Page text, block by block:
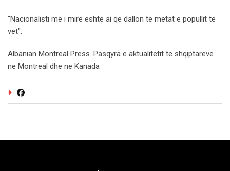
"Nacionalisti më i mirë është ai që dallon të metat e popullit të
vet".
Albanian Montreal Press. Pasqyra e aktualitetit te shqiptareve
ne Montreal dhe ne Kanada